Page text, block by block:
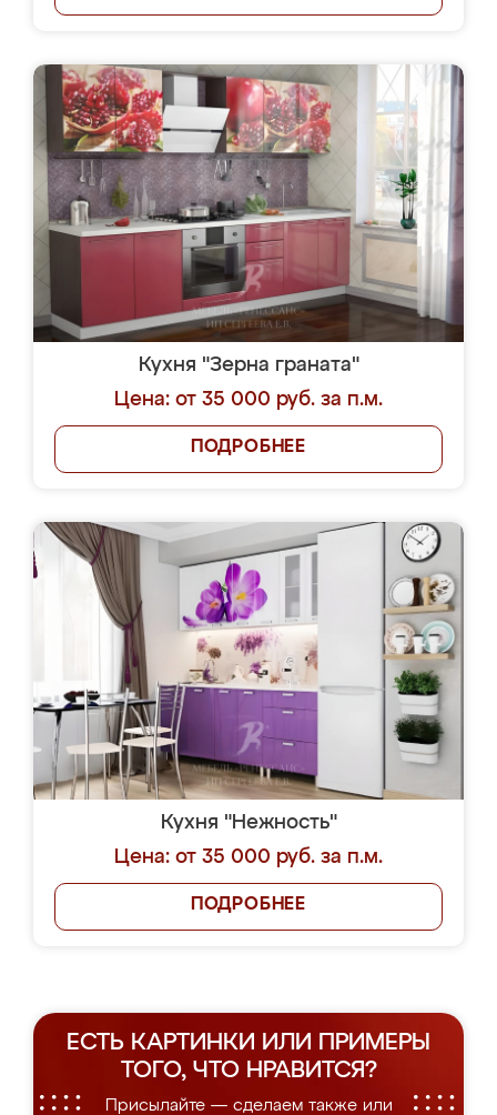
Кухня "Зерна граната"
Цена: от 35 000 руб. за п.м.
ПОДРОБНЕЕ
Кухня "Нежность"
Цена: от 35 000 руб. за п.м.
ПОДРОБНЕЕ
ЕСТЬ КАРТИНКИ ИЛИ ПРИМЕРЫ
ТОГО, ЧТО НРАВИТСЯ?
Присылайте — сделаем также или